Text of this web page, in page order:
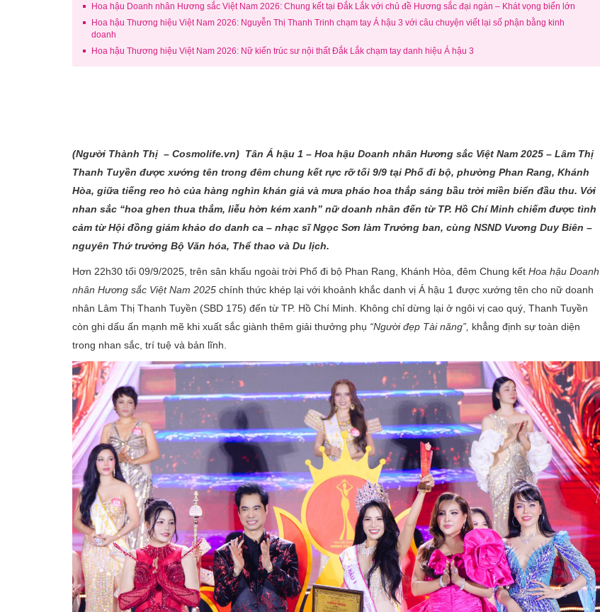
Hoa hậu Doanh nhân Hương sắc Việt Nam 2026: Chung kết tại Đắk Lắk với chủ đề Hương sắc đại ngàn – Khát vọng biển lớn
Hoa hậu Thương hiệu Việt Nam 2026: Nguyễn Thị Thanh Trinh chạm tay Á hậu 3 với câu chuyện viết lại số phận bằng kinh
doanh
Hoa hậu Thương hiệu Việt Nam 2026: Nữ kiến trúc sư nội thất Đắk Lắk chạm tay danh hiệu Á hậu 3
(Người Thành Thị – Cosmolife.vn) Tân Á hậu 1 – Hoa hậu Doanh nhân Hương sắc Việt Nam 2025 – Lâm Thị
Thanh Tuyền được xướng tên trong đêm chung kết rực rỡ tối 9/9 tại Phố đi bộ, phường Phan Rang, Khánh
Hòa, giữa tiếng reo hò của hàng nghìn khán giả và mưa pháo hoa thắp sáng bầu trời miền biển đầu thu. Với
nhan sắc “hoa ghen thua thắm, liễu hờn kém xanh” nữ doanh nhân đến từ TP. Hồ Chí Minh chiếm được tình
cảm từ Hội đồng giám khảo do danh ca – nhạc sĩ Ngọc Sơn làm Trưởng ban, cùng NSND Vương Duy Biên –
nguyên Thứ trưởng Bộ Văn hóa, Thể thao và Du lịch.
Hơn 22h30 tối 09/9/2025, trên sân khấu ngoài trời Phố đi bộ Phan Rang, Khánh Hòa, đêm Chung kết Hoa hậu Doanh
nhân Hương sắc Việt Nam 2025 chính thức khép lại với khoảnh khắc danh vị Á hậu 1 được xướng tên cho nữ doanh
nhân Lâm Thị Thanh Tuyền (SBD 175) đến từ TP. Hồ Chí Minh. Không chỉ dừng lại ở ngôi vị cao quý, Thanh Tuyền
còn ghi dấu ấn mạnh mẽ khi xuất sắc giành thêm giải thưởng phụ “Người đẹp Tài năng”, khẳng định sự toàn diện
trong nhan sắc, trí tuệ và bản lĩnh.